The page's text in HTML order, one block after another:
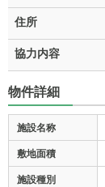
住所
協力内容
物件詳細
施設名称
敷地面積
施設種別